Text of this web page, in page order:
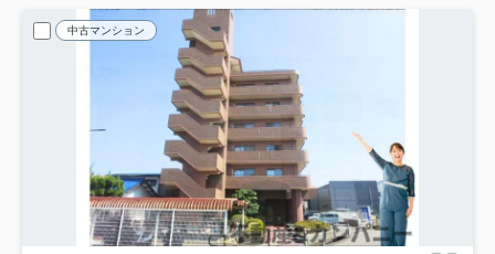
中古マンション